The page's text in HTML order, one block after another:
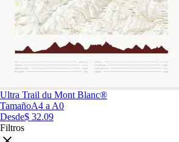
Ultra Trail du Mont Blanc®
TamañoA4 a A0
Desde$ 32.09
Filtros